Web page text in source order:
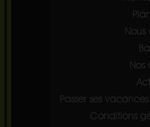
Nous
Nos
Passer ses
Conditions